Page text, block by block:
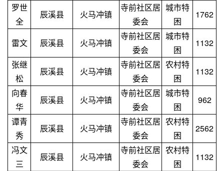
罗世
全
辰溪县 火马冲镇
寺前社区居
委会
城市特
困
1762
雷文 辰溪县 火马冲镇
寺前社区居
委会
城市特
困
1132
张继
松
辰溪县 火马冲镇
寺前社区居
委会
农村特
困
1132
向春
华
辰溪县 火马冲镇
寺前社区居
委会
城市特
困
962
谭青
秀
辰溪县 火马冲镇
寺前社区居
委会
农村特
困
2562
冯文
三
辰溪县 火马冲镇
寺前社区居
委会
农村特
困
1132